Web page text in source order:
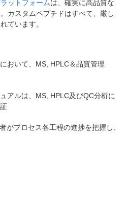
ットフォームは、確実に高品質な
カスタムペプチドはすべて、厳し
ています。
おいて、MS, HPLC＆品質管理
アルは、MS, HPLC及びQC分析に
がプロセス各工程の進捗を把握し、